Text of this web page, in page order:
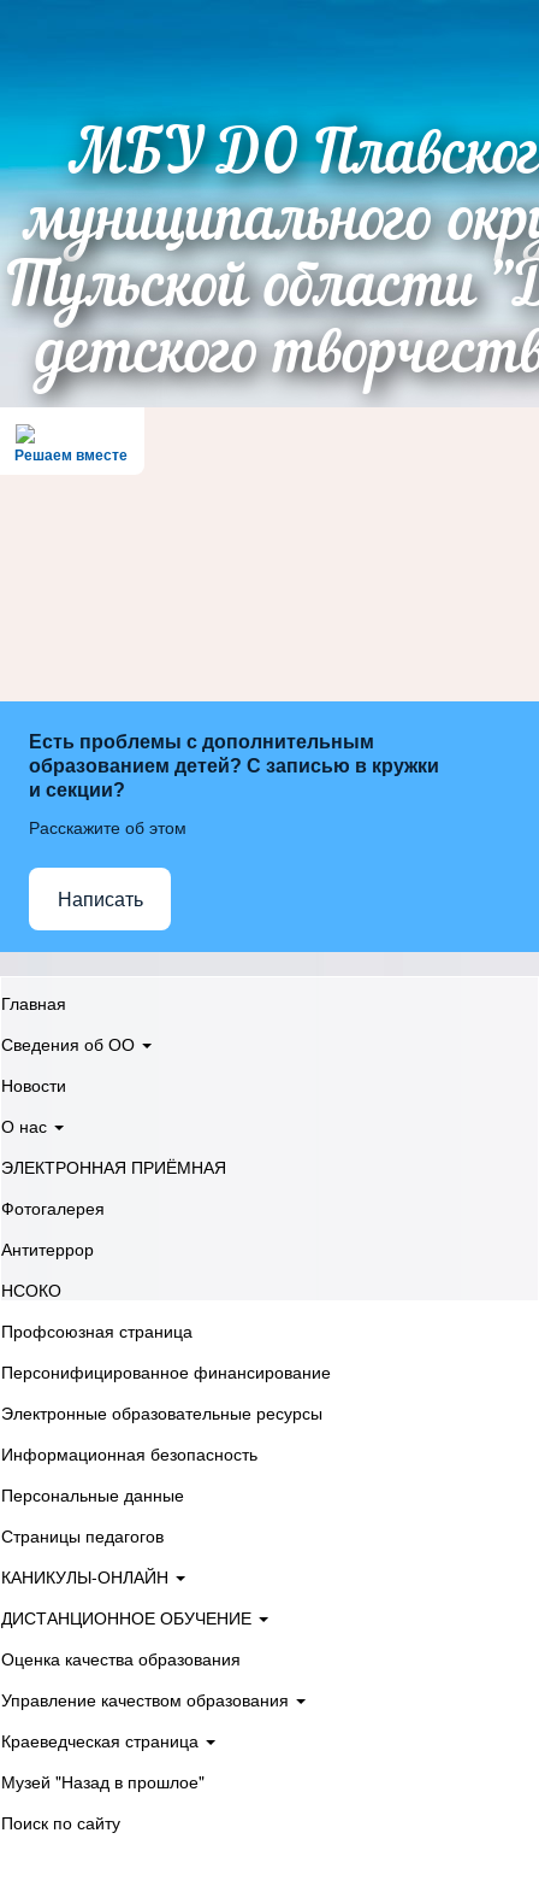
МБУ ДО
муниципального
Тульской области
детского
Решаем вместе
Есть проблемы с дополнительным
образованием детей? С записью в кружки
и секции?
Расскажите об этом
Написать
Главная
Сведения об ОО
Новости
О нас
ЭЛЕКТРОННАЯ ПРИЁМНАЯ
Фотогалерея
Антитеррор
НСОКО
Профсоюзная страница
Персонифицированное финансирование
Электронные образовательные ресурсы
Информационная безопасность
Персональные данные
Страницы педагогов
КАНИКУЛЫ-ОНЛАЙН
ДИСТАНЦИОННОЕ ОБУЧЕНИЕ
Оценка качества образования
Управление качеством образования
Краеведческая страница
Музей "Назад в прошлое"
Поиск по сайту